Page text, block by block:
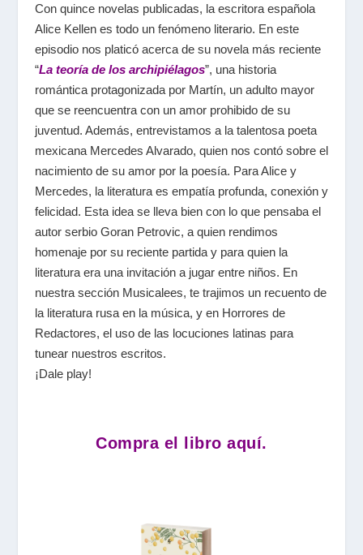
Con quince novelas publicadas, la escritora española
Alice Kellen es todo un fenómeno literario. En este
episodio nos platicó acerca de su novela más reciente
“La teoría de los archipiélagos”, una historia
romántica protagonizada por Martín, un adulto mayor
que se reencuentra con un amor prohibido de su
juventud. Además, entrevistamos a la talentosa poeta
mexicana Mercedes Alvarado, quien nos contó sobre el
nacimiento de su amor por la poesía. Para Alice y
Mercedes, la literatura es empatía profunda, conexión y
felicidad. Esta idea se lleva bien con lo que pensaba el
autor serbio Goran Petrovic, a quien rendimos
homenaje por su reciente partida y para quien la
literatura era una invitación a jugar entre niños. En
nuestra sección Musicalees, te trajimos un recuento de
la literatura rusa en la música, y en Horrores de
Redactores, el uso de las locuciones latinas para
tunear nuestros escritos.
¡Dale play!
Compra el libro aquí.